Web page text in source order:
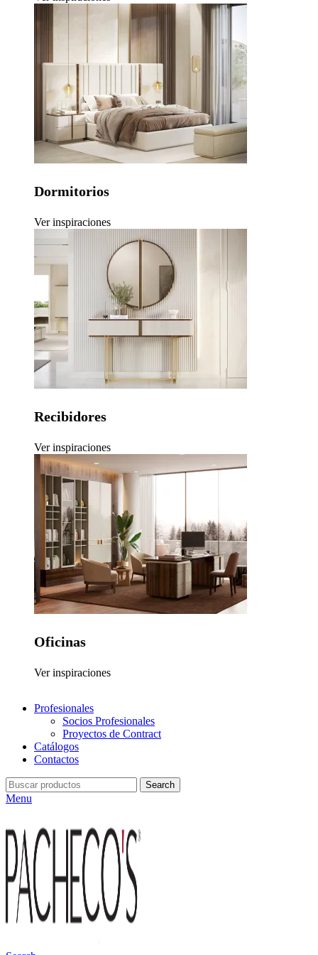
Dormitorios
Ver inspiraciones
Recibidores
Ver inspiraciones
Oficinas
Ver inspiraciones
Profesionales
Socios Profesionales
Proyectos de Contract
Catálogos
Contactos
Search
Menu